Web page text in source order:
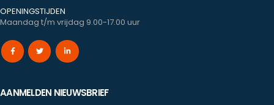
OPENINGSTIJDEN
Maandag t/m vrijdag 9.00-17.00 uur
AANMELDEN NIEUWSBRIEF